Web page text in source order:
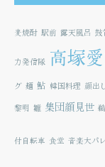
麦焼酎 駅前 露天風呂 鼓
力発信隊 高塚
グ 麺 鮎 韓国料理 顔出
黎明 雛 集団顔見世
付自転車 食堂 音楽大パ